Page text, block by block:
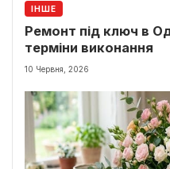
ІНШЕ
Ремонт під ключ в
терміни виконання
10 Червня, 2026